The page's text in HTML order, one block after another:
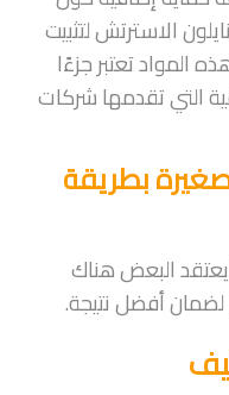
الاسترتش لتثبيت
المواد تعتبر جزءًا
التي تقدمها شركات
بطريقة
البعض هناك
أفضل نتيجة.